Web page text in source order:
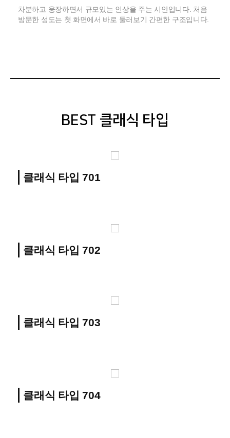
차분하고 웅장하면서 규모있는 인상을 주는 시안입니다. 처음
방문한 성도는 첫 화면에서 바로 둘러보기 간편한 구조입니다.
BEST 클래식 타입
클래식 타입 701
클래식 타입 702
클래식 타입 703
클래식 타입 704